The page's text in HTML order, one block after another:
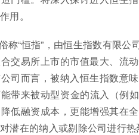
用。
称“恒指”，由恒生指数有限公
交易所上市的市值最大、流
司而言，被纳入恒生指数意
带来被动型资金的流入（例
低融资成本，更能增强其在
潜在的纳入或剔除公司进行热